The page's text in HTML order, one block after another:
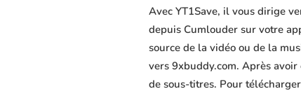
Avec YT1Save, il vous dirige
depuis Cumlouder sur votre
source de la vidéo ou de la
vers 9xbuddy.com. Après
de sous-titres. Pour